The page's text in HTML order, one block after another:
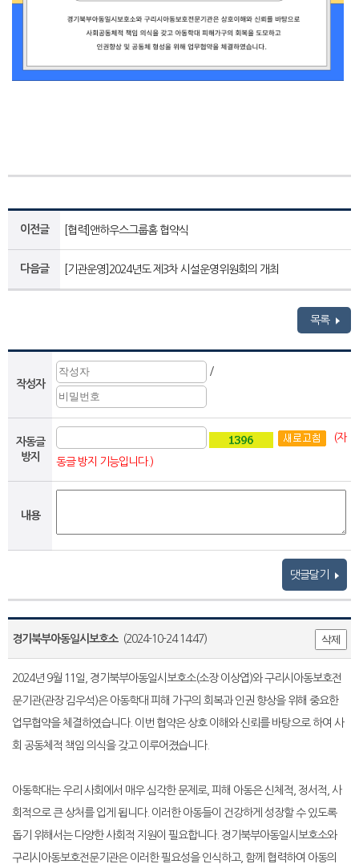
이전글 [협력]앤하우스그룹홈 협약식
다음글 [기관운영]2024년도 제3차 시설운영위원회의 개최
목록
작성자
/
자동글
방지
(자
동글 방지 기능입니다.)
내용
댓글달기
경기북부아동일시보호소(2024-10-24 14:47) 삭제
2024년 9월 11일, 경기북부아동일시보호소(소장 이상엽)와 구리시아동보호전
문기관(관장 김우석)은 아동학대 피해 가구의 회복과 인권 향상을 위해 중요한
업무협약을 체결하였습니다. 이번 협약은 상호 이해와 신뢰를 바탕으로 하여 사
회 공동체적 책임 의식을 갖고 이루어졌습니다.
아동학대는 우리 사회에서 매우 심각한 문제로, 피해 아동은 신체적, 정서적, 사
회적으로 큰 상처를 입게 됩니다. 이러한 아동들이 건강하게 성장할 수 있도록
돕기 위해서는 다양한 사회적 지원이 필요합니다. 경기북부아동일시보호소와
구리시아동보호전문기관은 이러한 필요성을 인식하고, 함께 협력하여 아동의